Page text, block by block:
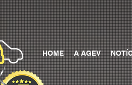
HOME A AGEV